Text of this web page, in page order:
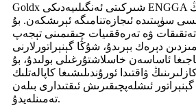
Goldx شىركىتى ئەنگىلىيەدىكى ENGGA شىركىتىنىڭ OEM
سۈپىتىدە ئىجازەتنامىگە ئېرىشكەن. بۇ
تەتقىقات ۋە تەرەققىيات چىقىمىنى تېجەپ
دېرەك بېرىدۇ، شۇڭا گېنېراتورلارنى
ئاساسەن خاسلاشتۇرغىلى بولىدۇ، بۇ
ۋاقتىدا ئورۇندىلىشىغا كاپالەتلىك
ئىشلەپچىقىرىش ئىقتىدارى بىلەن
تەمىنلەيدۇ.